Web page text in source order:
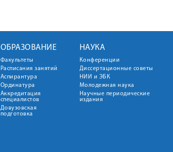
ОБРАЗОВАНИЕ
Факультеты
Расписания занятий
Аспирантура
Ординатура
Аккредитация
специалистов
Довузовская
подготовка
НАУКА
Конференции
Диссертационные советы
НИИ и ЭБК
Молодежная наука
Научные периодические
издания